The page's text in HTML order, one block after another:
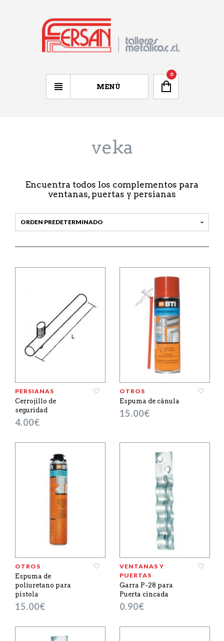
MENÚ
0
veka
Encuentra todos los complementos para
ventanas, puertas y persianas
PERSIANAS
Cerrojillo de
seguridad
4.00€
OTROS
Espuma de cánula
15.00€
OTROS
Espuma de
poliuretano para
pistola
15.00€
VENTANAS Y
PUERTAS
Garra P-28 para
Puerta cincada
0.90€